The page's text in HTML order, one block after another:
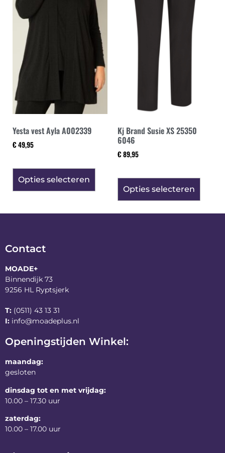
Yesta vest Ayla A002339
€ 49,95
Opties selecteren
Kj Brand Susie XS 25350
6046
€ 89,95
Opties selecteren
Contact
MOADE+
Binnendijk 73
9256 HL Ryptsjerk
T: (0511) 43 13 31
I: info@moadeplus.nl
Openingstijden Winkel:
maandag:
gesloten
dinsdag tot en met vrijdag:
10.00 – 17.30 uur
zaterdag:
10.00 – 17.00 uur